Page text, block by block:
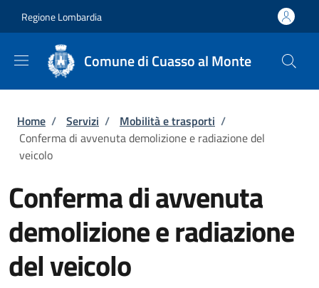
Regione Lombardia
Comune di Cuasso al Monte
Briciole di pane
Home / Servizi / Mobilità e trasporti /
Conferma di avvenuta demolizione e radiazione del
veicolo
Conferma di avvenuta
demolizione e radiazione
del veicolo